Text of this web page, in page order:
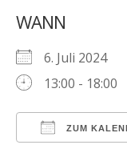
WANN
6. Juli 2024
13:00 - 18:00
ZUM